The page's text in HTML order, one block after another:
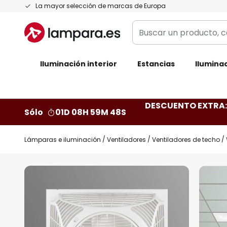
La mayor selección de marcas de Europa
Ir
contenido
Buscar
un
categoría,
Iluminación interior Estancias
Sólo 01D 08H 59M 47S
DESCUENTO
Lámparas e iluminación Ventiladores Ventiladores de techo
Saltar